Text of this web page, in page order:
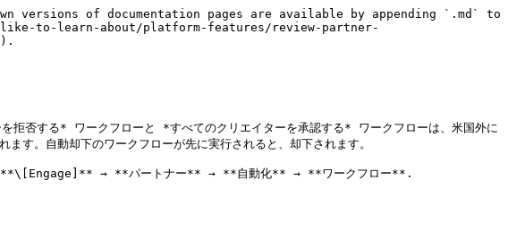
of documentation pages are available by appending `.md` to
like-to-learn-about/platform-features/review-partner-
拒否する* ワークフローと *すべてのクリエイターを承認する* ワークフローは、米国外に
す。自動却下のワークフローが先に実行されると、却下されます。
**\[Engage]** → **パートナー** → **自動化** → **ワークフロー**.